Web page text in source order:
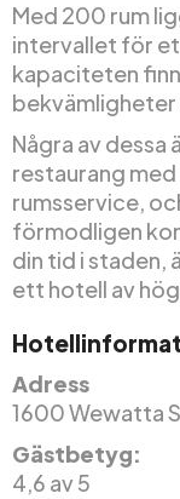
Med 200 rum
intervallet för
kapaciteten
bekvämligheter
Några av dessa
restaurang
rumsservice,
förmodligen
din tid i staden,
ett hotell av
Adress
1600 Wewatta
Gästbetyg:
4,6 av 5